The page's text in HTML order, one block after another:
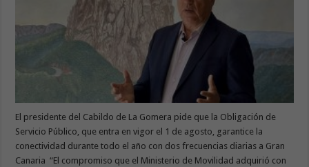
El presidente del Cabildo de La Gomera pide que la Obligación de
Servicio Público, que entra en vigor el 1 de agosto, garantice la
conectividad durante todo el año con dos frecuencias diarias a Gran
Canaria “El compromiso que el Ministerio de Movilidad adquirió con